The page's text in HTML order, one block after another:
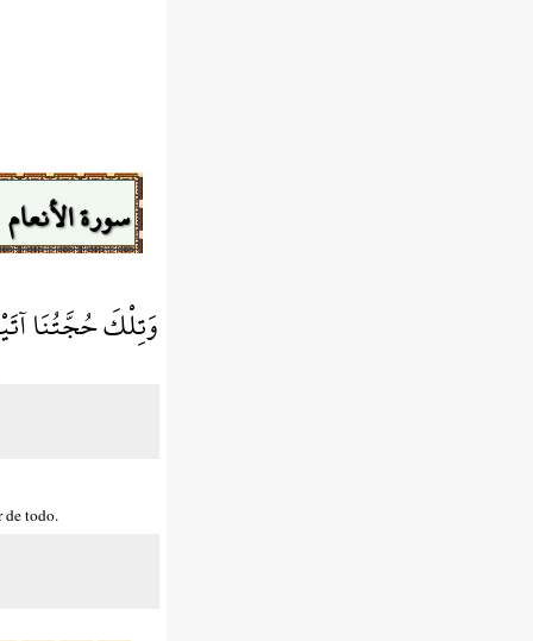
سورة الأنعام
وَتِلْكَ حُجَّتُنَا
de todo.